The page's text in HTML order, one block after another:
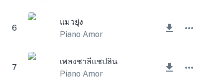
6
แมวยุ่ง
Piano Amor
7
เพลงชาลีแชปลิน
Piano Amor